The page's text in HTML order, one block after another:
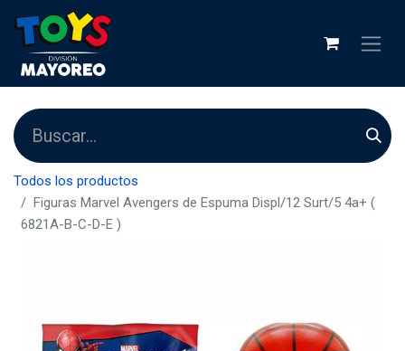
Todos los productos
Figuras Marvel Avengers de Espuma Displ/12 Surt/5 4a+ (
6821A-B-C-D-E )